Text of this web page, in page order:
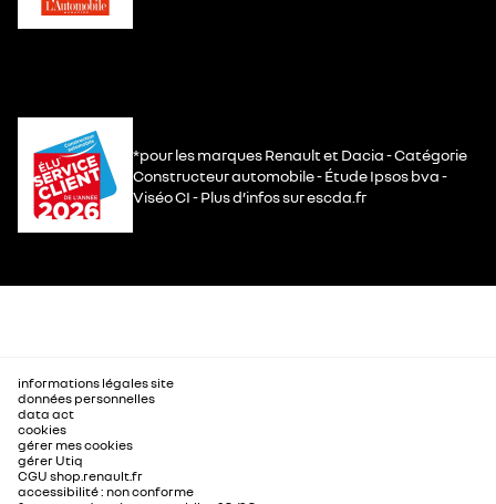
*pour les marques Renault et Dacia - Catégorie
Constructeur automobile - Étude Ipsos bva -
Viséo CI - Plus d’infos sur escda.fr
informations légales site
données personnelles
data act
cookies
gérer mes cookies
gérer Utiq
CGU shop.renault.fr
accessibilité : non conforme